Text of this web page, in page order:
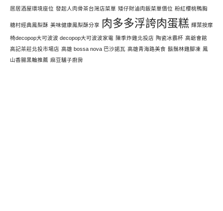
居居酒屋環境座位 發起人肉骨茶台灣店菜單 矮仔財滷肉飯菜單價位 粉紅櫻桃鴨胸
糖村經典鳳梨酥 美味健康鳳梨酥分享 肉多多浮誇肉蛋糕 輝葉按摩
椅decopop大可波波 decopop大可波波家電 陳季炸雞北投店 陶瓷冰霸杯 高爺會館
高記茶莊北投市場店 高雄 bossa nova 巴沙諾瓦 高雄青海路美食 鬍鬚林雞腳凍 鳳
山香腸黑輪推薦 麻豆驢子廚房